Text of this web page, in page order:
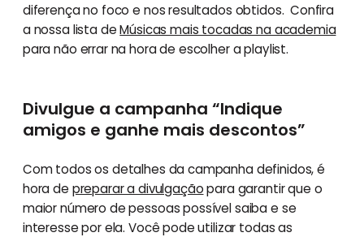
diferença no foco e nos resultados obtidos. Confira
a nossa lista deMúsicas mais tocadas na academia
para não errar na hora de escolher a playlist.
Divulgue a campanha “Indique
amigos e ganhe mais descontos”
Com todos os detalhes da campanha definidos, é
hora de preparar a divulgaçãopara garantir que o
maior número de pessoas possível saiba e se
interesse por ela. Você pode utilizar todas as